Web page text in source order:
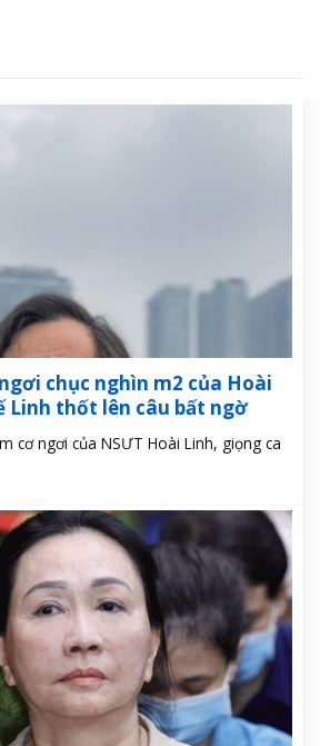
chục nghìn m2 của Hoài
Linh thốt lên câu bất ngờ
cơ ngơi của NSƯT Hoài Linh, giọng ca